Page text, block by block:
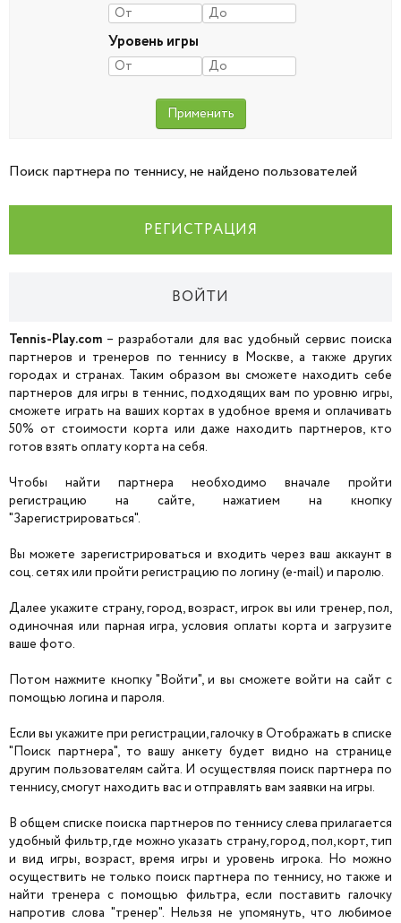
Уровень игры
Поиск партнера по теннису, не найдено пользователей
РЕГИСТРАЦИЯ
ВОЙТИ
Tennis-Play.com – разработали для вас удобный сервис поиска
партнеров и тренеров по теннису в Москве, а также других
городах и странах. Таким образом вы сможете находить себе
партнеров для игры в теннис, подходящих вам по уровню игры,
сможете играть на ваших кортах в удобное время и оплачивать
50% от стоимости корта или даже находить партнеров, кто
готов взять оплату корта на себя.
Чтобы найти партнера необходимо вначале пройти
регистрацию на сайте, нажатием на кнопку
"Зарегистрироваться".
Вы можете зарегистрироваться и входить через ваш аккаунт в
соц. сетях или пройти регистрацию по логину (e-mail) и паролю.
Далее укажите страну, город, возраст, игрок вы или тренер, пол,
одиночная или парная игра, условия оплаты корта и загрузите
ваше фото.
Потом нажмите кнопку "Войти", и вы сможете войти на сайт с
помощью логина и пароля.
Если вы укажите при регистрации, галочку в Отображать в списке
"Поиск партнера", то вашу анкету будет видно на странице
другим пользователям сайта. И осуществляя поиск партнера по
теннису, смогут находить вас и отправлять вам заявки на игры.
В общем списке поиска партнеров по теннису слева прилагается
удобный фильтр, где можно указать страну, город, пол, корт, тип
и вид игры, возраст, время игры и уровень игрока. Но можно
осуществить не только поиск партнера по теннису, но также и
найти тренера с помощью фильтра, если поставить галочку
напротив слова "тренер". Нельзя не упомянуть, что любимое